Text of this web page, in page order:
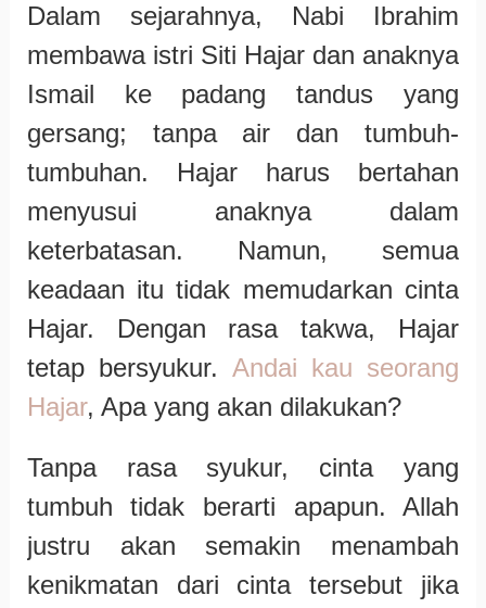
Dalam sejarahnya, Nabi Ibrahim
membawa istri Siti Hajar dan anaknya
Ismail ke padang tandus yang
gersang; tanpa air dan tumbuh-
tumbuhan. Hajar harus bertahan
menyusui anaknya dalam
keterbatasan. Namun, semua
keadaan itu tidak memudarkan cinta
Hajar. Dengan rasa takwa, Hajar
tetap bersyukur. Andai kau seorang
Hajar, Apa yang akan dilakukan?
Tanpa rasa syukur, cinta yang
tumbuh tidak berarti apapun. Allah
justru akan semakin menambah
kenikmatan dari cinta tersebut jika